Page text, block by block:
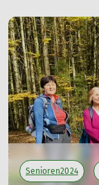
Senioren2024